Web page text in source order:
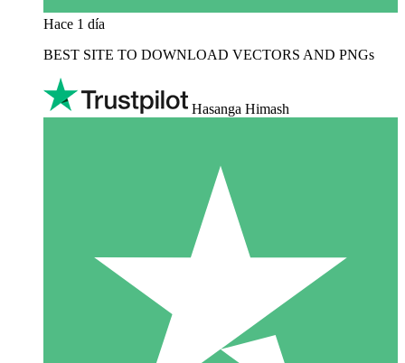
Hace 1 día
BEST SITE TO DOWNLOAD VECTORS AND PNGs
Hasanga Himash